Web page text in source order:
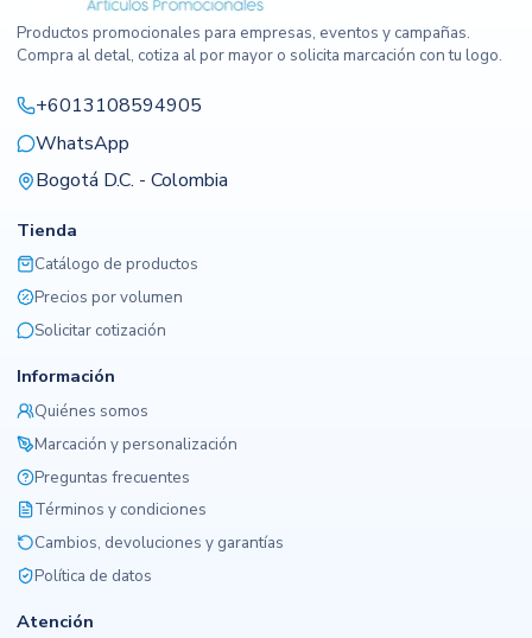
Productos promocionales para empresas, eventos y campañas.
Compra al detal, cotiza al por mayor o solicita marcación con tu logo.
+6013108594905
WhatsApp
Bogotá D.C. - Colombia
Tienda
Catálogo de productos
Precios por volumen
Solicitar cotización
Información
Quiénes somos
Marcación y personalización
Preguntas frecuentes
Términos y condiciones
Cambios, devoluciones y garantías
Política de datos
Atención